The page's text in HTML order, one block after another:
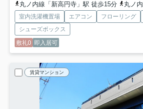
丸ノ内線「新高円寺」駅 徒歩15分
丸ノ内線
室内洗濯機置場 エアコン フローリング
シューズボックス
敷礼0 即入居可
賃貸マンション